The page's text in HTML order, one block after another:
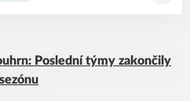
Poslední týmy zakončily